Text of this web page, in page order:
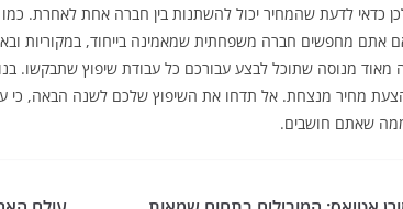
כדאי לדעת שהמחיר יכול להשתנות בין חברה אחת לאחרת.
אתם מחפשים חברה משפחתית שמאמינה בייחוד, במקוריות
מאוד מנוסה שתוכל לבצע עבורכם כל עבודת שיפוץ שתבקשו.
מחיר מנצחת. אל תדחו את השיפוץ שלכם לשנה הבאה, כי
שאתם חושבים.